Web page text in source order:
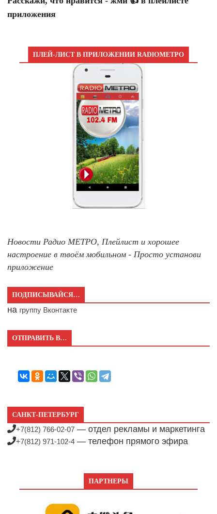
приложения
ПЛЕЙ-ЛИСТ В ПРИЛОЖЕНИИ RADIOМЕТРО
Новости Радио МЕТРО, Плейлист и хорошее
настроение в твоём мобильном - Просто установи
приложение
ПОДПИСЫВАЙСЯ…
на группу Вконтакте
ОТПРАВИТЬ В…
САНКТ-ПЕТЕРБУРГ
+7(812) 766-02-07 — отдел рекламы и маркетинга
+7(812) 971-102-4 — телефон прямого эфира
ПАРТНЕРЫ